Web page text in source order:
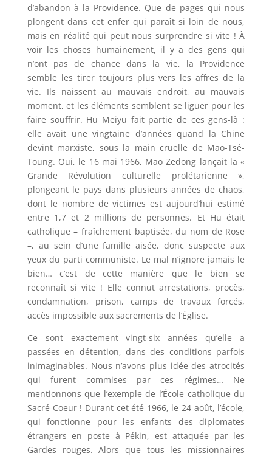
d’abandon à la Providence. Que de pages qui nous
plongent dans cet enfer qui paraît si loin de nous,
mais en réalité qui peut nous surprendre si vite ! À
voir les choses humainement, il y a des gens qui
n’ont pas de chance dans la vie, la Providence
semble les tirer toujours plus vers les affres de la
vie. Ils naissent au mauvais endroit, au mauvais
moment, et les éléments semblent se liguer pour les
faire souffrir. Hu Meiyu fait partie de ces gens-là :
elle avait une vingtaine d’années quand la Chine
devint marxiste, sous la main cruelle de Mao-Tsé-
Toung. Oui, le 16 mai 1966, Mao Zedong lançait la «
Grande Révolution culturelle prolétarienne »,
plongeant le pays dans plusieurs années de chaos,
dont le nombre de victimes est aujourd’hui estimé
entre 1,7 et 2 millions de personnes. Et Hu était
catholique – fraîchement baptisée, du nom de Rose
–, au sein d’une famille aisée, donc suspecte aux
yeux du parti communiste. Le mal n’ignore jamais le
bien… c’est de cette manière que le bien se
reconnaît si vite ! Elle connut arrestations, procès,
condamnation, prison, camps de travaux forcés,
accès impossible aux sacrements de l’Église.
Ce sont exactement vingt-six années qu’elle a
passées en détention, dans des conditions parfois
inimaginables. Nous n’avons plus idée des atrocités
qui furent commises par ces régimes… Ne
mentionnons que l’exemple de l’École catholique du
Sacré-Coeur ! Durant cet été 1966, le 24 août, l’école,
qui fonctionne pour les enfants des diplomates
étrangers en poste à Pékin, est attaquée par les
Gardes rouges. Alors que tous les missionnaires